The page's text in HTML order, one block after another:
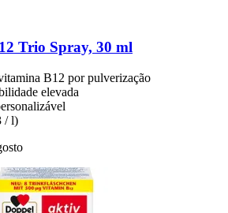
Trio Spray, 30 ml
B12 por pulverização
elevada
/ l)